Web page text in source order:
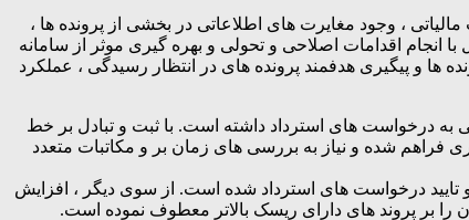
، وجود مغایرت های اطلاعاتی در بخشی از پرونده ها ،
انجام اقدامات اصلاحی و تحولی و بهره گیری موثر از سامانه
ها و پیگیری هدفمند پرونده های در انتظار رسیدگی ، عملکرد
به درخواست های استرداد داشته است. با ثبت و تبادل بر خط
شده و نیاز به بررسی های زمان بر و مکاتبات متعدد
درخواست های استرداد شده است. از سوی دیگر ، افزایش
را بر پروند های دارای ریسک بالاتر معطوف نموده است.